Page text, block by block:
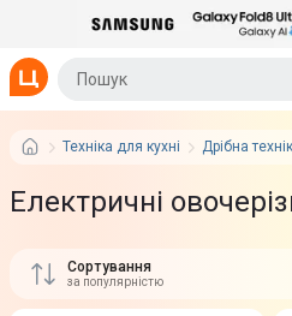
Техніка для кухні Дрібна
Електричні
Сортування
за популярністю